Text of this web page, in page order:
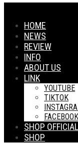
HOME
NEWS
REVIEW
INFO
ABOUT US
LINK
YOUTUBE
TIKTOK
FACEBOOK
SHOP
SHOP